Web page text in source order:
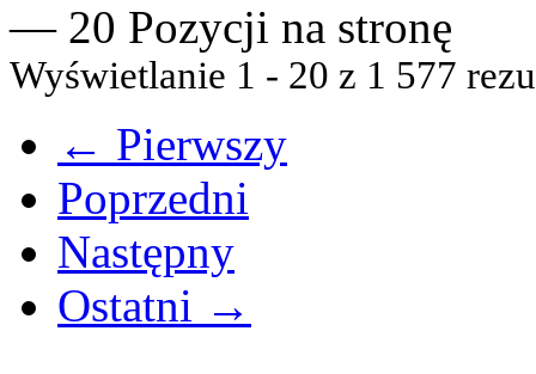
— 20 Pozycji na stronę
Wyświetlanie 1 - 20 z 1 577
← Pierwszy
Poprzedni
Następny
Ostatni →